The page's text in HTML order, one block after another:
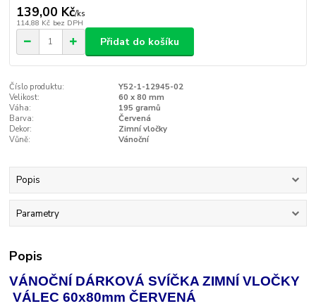
139,00 Kč/ks
114,88 Kč bez DPH
Přidat do košíku
Číslo produktu:
Y52-1-12945-02
Velikost:
60 x 80 mm
Váha:
195 gramů
Barva:
Červená
Dekor:
Zimní vločky
Vůně:
Vánoční
Popis
Parametry
Popis
VÁNOČNÍ DÁRKOVÁ SVÍČKA ZIMNÍ VLOČKY
VÁLEC 60x80mm ČERVENÁ